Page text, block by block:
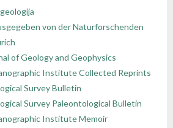
Zjazdu Delegatów
Geologicznych
i partnerzy
Access Catalog)
Naukowych PTGeol
von der Naturforschenden
of Geology and Geophysics
Institute Collected Reprints
Survey Bulletin
Survey Paleontological Bulletin
Institute Memoir